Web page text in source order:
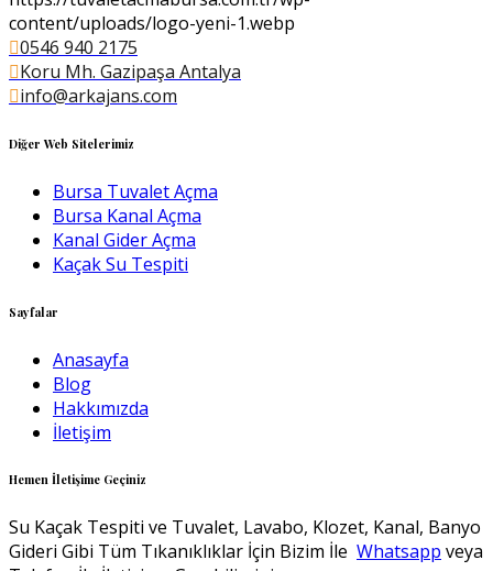
0546 940 2175
Koru Mh. Gazipaşa Antalya
info@arkajans.com
Diğer Web Sitelerimiz
Bursa Tuvalet Açma
Bursa Kanal Açma
Kanal Gider Açma
Kaçak Su Tespiti
Sayfalar
Anasayfa
Blog
Hakkımızda
İletişim
Hemen İletişime Geçiniz
Su Kaçak Tespiti ve Tuvalet, Lavabo, Klozet, Kanal, Banyo
Gideri Gibi Tüm Tıkanıklıklar İçin Bizim İle Whatsapp veya